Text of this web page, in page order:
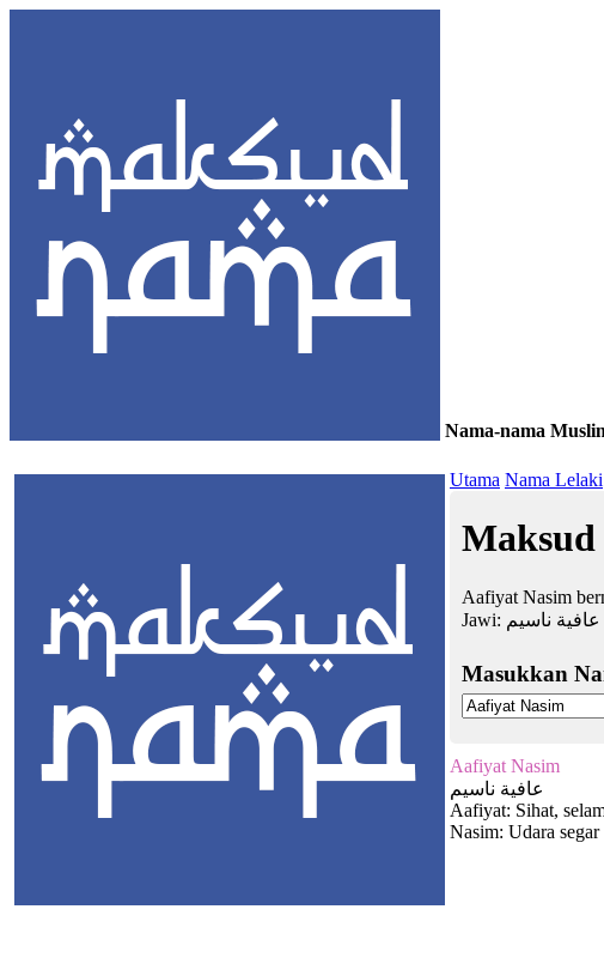
Nama-nama
Utama Nama Lelaki
Maksud
Aafiyat Nasim
Jawi: عافية ناسيم
Masukkan
Aafiyat Nasim
عافية ناسيم
Aafiyat: Sihat,
Nasim: Udara segar